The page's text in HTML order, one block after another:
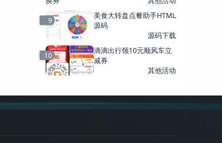
9
美食大转盘点餐助手HTML
源码
源码下载
10
滴滴出行领10元顺风车立
减券
其他活动